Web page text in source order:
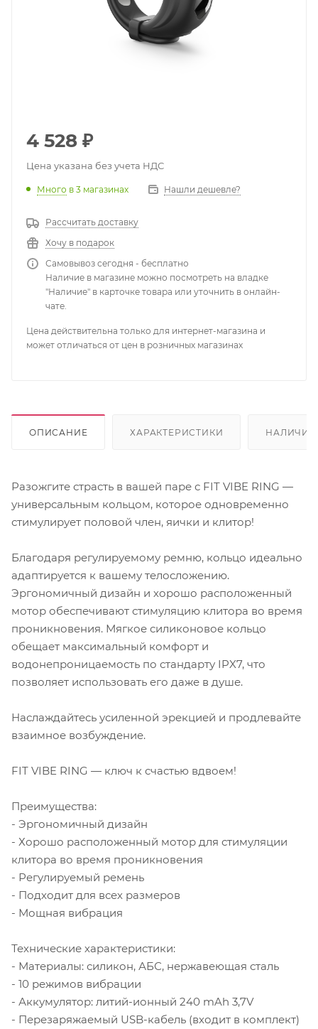
4 528 ₽
Цена указана без учета НДС
Много в 3 магазинах Нашли дешевле?
Рассчитать доставку
Хочу в подарок
Самовывоз сегодня - бесплатно
Наличие в магазине можно посмотреть на владке
"Наличие" в карточке товара или уточнить в онлайн-
чате.
Цена действительна только для интернет-магазина и
может отличаться от цен в розничных магазинах
ОПИСАНИЕ ХАРАКТЕРИСТИКИ НАЛИЧИЕ
Разожгите страсть в вашей паре с FIT VIBE RING —
универсальным кольцом, которое одновременно
стимулирует половой член, яички и клитор!
Благодаря регулируемому ремню, кольцо идеально
адаптируется к вашему телосложению.
Эргономичный дизайн и хорошо расположенный
мотор обеспечивают стимуляцию клитора во время
проникновения. Мягкое силиконовое кольцо
обещает максимальный комфорт и
водонепроницаемость по стандарту IPX7, что
позволяет использовать его даже в душе.
Наслаждайтесь усиленной эрекцией и продлевайте
взаимное возбуждение.
FIT VIBE RING — ключ к счастью вдвоем!
Преимущества:
- Эргономичный дизайн
- Хорошо расположенный мотор для стимуляции
клитора во время проникновения
- Регулируемый ремень
- Подходит для всех размеров
- Мощная вибрация
Технические характеристики:
- Материалы: силикон, АБС, нержавеющая сталь
- 10 режимов вибрации
- Аккумулятор: литий-ионный 240 mAh 3,7V
- Перезаряжаемый USB-кабель (входит в комплект)